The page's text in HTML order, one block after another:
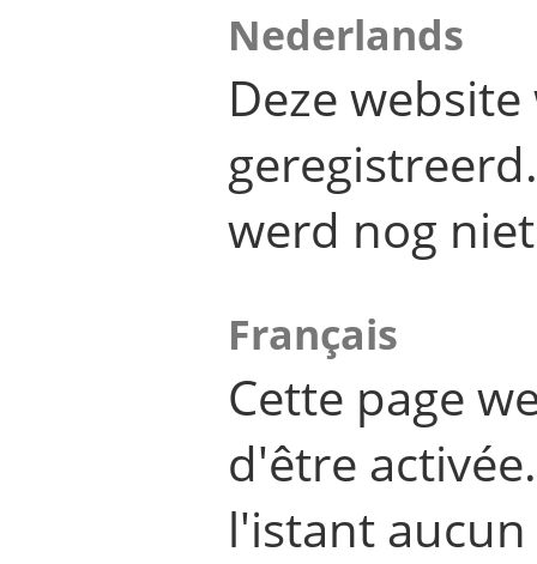
Nederlands
Deze
werd nog
Français
Cette page
d'être
l'istant